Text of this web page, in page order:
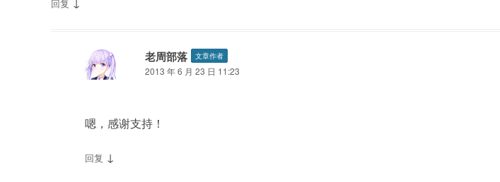
回复
老周部落 文章作者
2013 年 6 月 23 日 11:23
嗯，感谢支持！
回复 ↓